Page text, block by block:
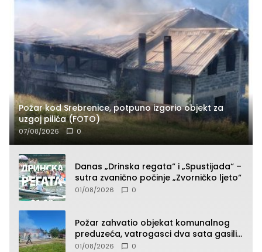
Požar kod Srebrenice, potpuno izgorio objekt za
uzgoj pilića (FOTO)
07/08/2026 0
Danas „Drinska regata“ i „Spustijada“ –
sutra zvanično počinje „Zvorničko ljeto“
01/08/2026 0
Požar zahvatio objekat komunalnog
preduzeća, vatrogasci dva sata gasili
vatru (FOTO)
01/08/2026 0